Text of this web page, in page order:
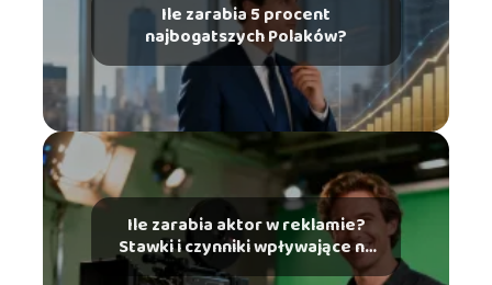
Ile zarabia 5 procent
najbogatszych Polaków?
Ile zarabia aktor w reklamie?
Stawki i czynniki wpływające na
zarobki